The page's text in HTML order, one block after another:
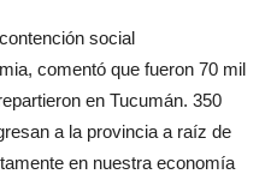
social
comentó que fueron 70 mil
en Tucumán. 350
a la provincia a raíz de
en nuestra economía